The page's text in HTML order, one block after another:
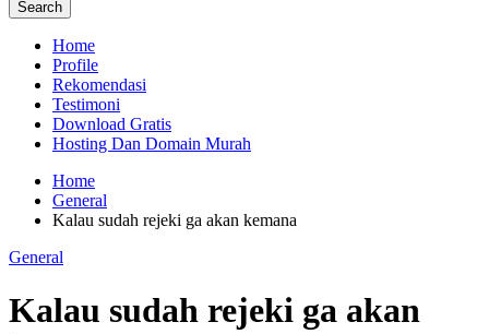
Search
Home
Profile
Rekomendasi
Testimoni
Download Gratis
Hosting Dan Domain Murah
Home
General
Kalau sudah rejeki ga akan kemana
General
Kalau sudah rejeki ga akan